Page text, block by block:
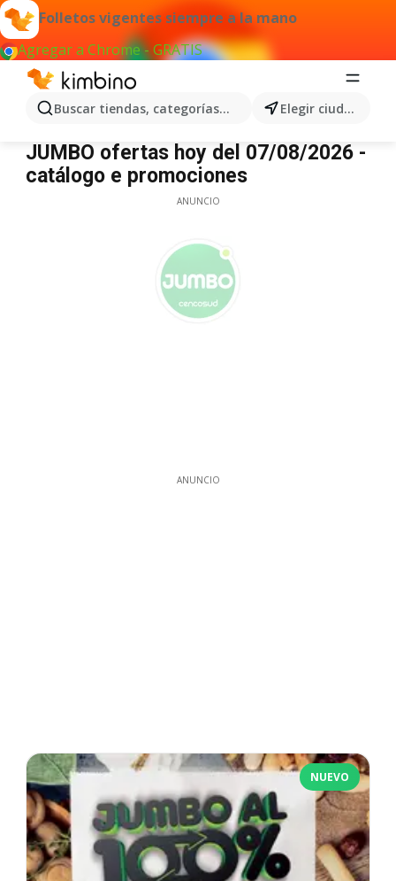
Folletos vigentes siempre a la mano
Agregar a Chrome - GRATIS
Buscar tiendas, categorías, productos... Elegir ciudad
Jumbo
JUMBO ofertas hoy del 07/08/2026 -
catálogo e promociones
ANUNCIO
ANUNCIO
NUEVO